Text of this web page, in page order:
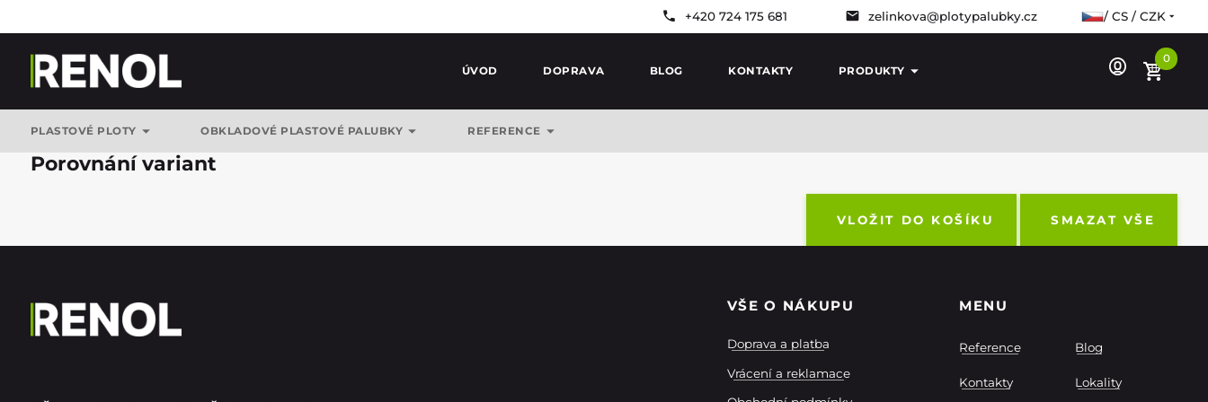
+420 724 175 681 zelinkova@plotypalubky.cz / CS / CZK
ÚVOD DOPRAVA BLOG KONTAKTY PRODUKTY
0
PLASTOVÉ PLOTY OBKLADOVÉ PLASTOVÉ PALUBKY REFERENCE
Porovnání variant
VLOŽIT DO KOŠÍKU SMAZAT VŠE
VŠE O NÁKUPU
Doprava a platba
Vrácení a reklamace
MENU
Reference Blog
Kontakty Lokality